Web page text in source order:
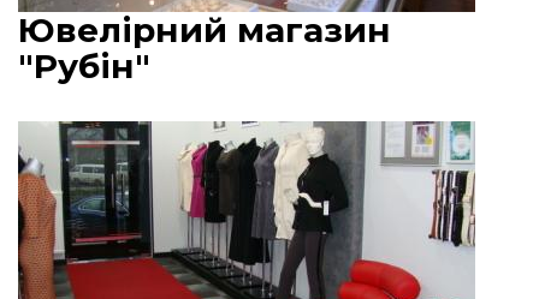
Ювелірний магазин
"Рубін"